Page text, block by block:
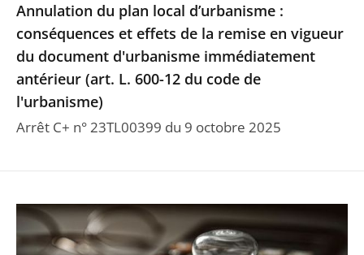
Annulation du plan local d’urbanisme :
conséquences et effets de la remise en vigueur
du document d'urbanisme immédiatement
antérieur (art. L. 600-12 du code de
l'urbanisme)
Arrêt C+ n° 23TL00399 du 9 octobre 2025